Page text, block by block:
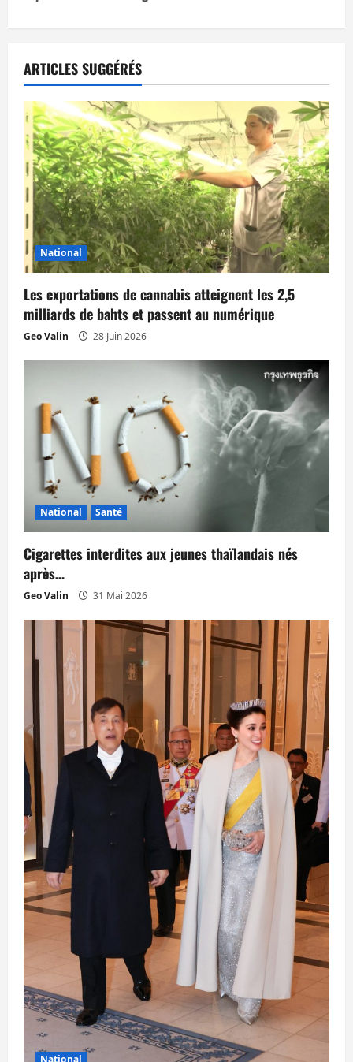
a
t
i
o
n
d
’
a
r
t
i
ARTICLES SUGGÉRÉS
National
Les exportations de cannabis atteignent les 2,5
milliards de bahts et passent au numérique
Geo Valin 28 Juin 2026
National Santé
Cigarettes interdites aux jeunes thaïlandais nés
après…
Geo Valin 31 Mai 2026
National